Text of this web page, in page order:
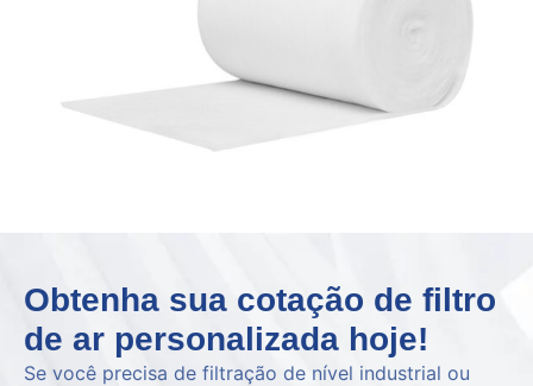
Obtenha sua cotação de filtro
de ar personalizada hoje!
Se você precisa de filtração de nível industrial ou